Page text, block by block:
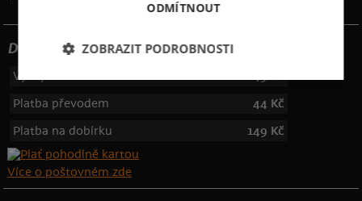
Dotujeme poštovné
Výdejní místa
Platba převodem
44 Kč
Platba na dobírku
149 Kč
Více o poštovném zde
ODMÍTNOUT
ZOBRAZIT PODROBNOSTI